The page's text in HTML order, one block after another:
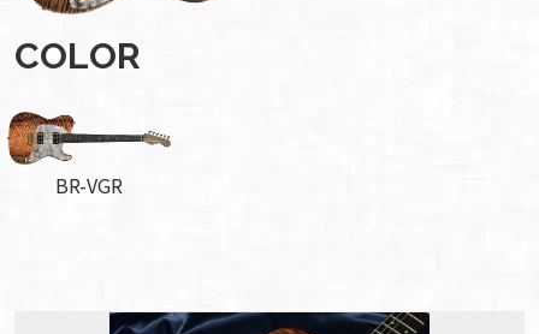
COLOR
BR-VGR